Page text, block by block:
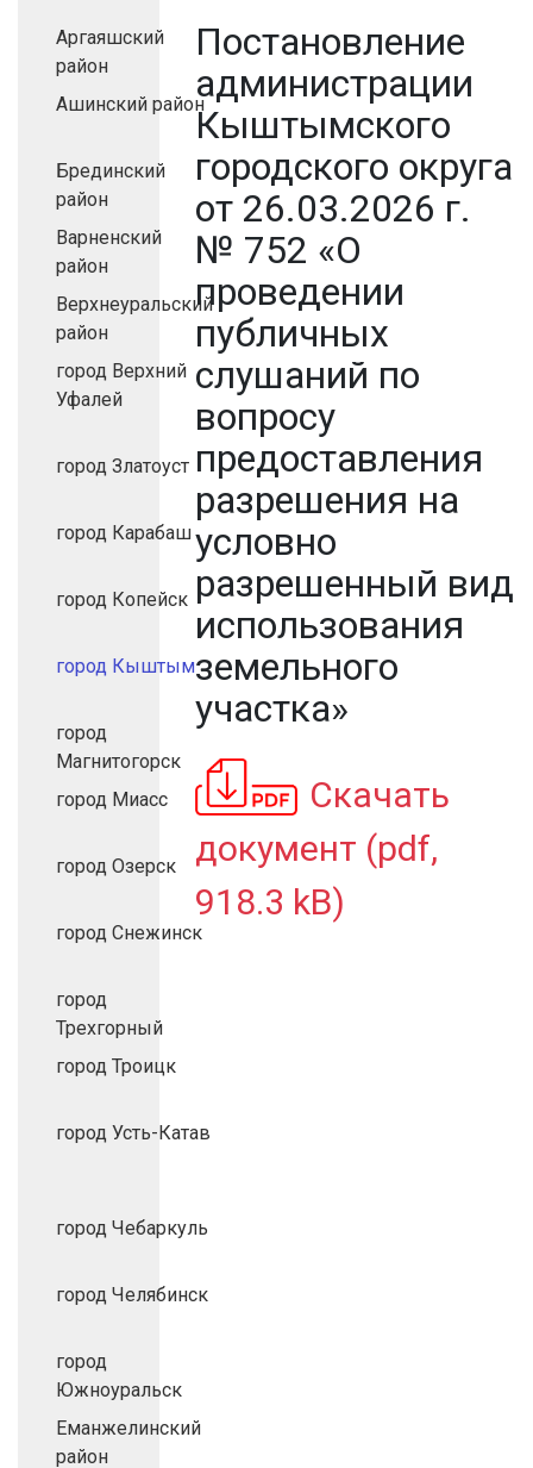
Аргаяшский
район
Ашинский район
Брединский
район
Варненский
район
Верхнеуральский
район
город Верхний
Уфалей
город Златоуст
город Карабаш
город Копейск
город Кыштым
город
Магнитогорск
город Миасс
город Озерск
город Снежинск
город
Трехгорный
город Троицк
город Усть-Катав
город Чебаркуль
город Челябинск
город
Южноуральск
Еманжелинский
район
Постановление
администрации
Кыштымского
городского округа
от 26.03.2026 г.
№ 752 «О
проведении
публичных
слушаний по
вопросу
предоставления
разрешения на
условно
разрешенный вид
использования
земельного
участка»
Скачать
документ (pdf,
918.3 kB)